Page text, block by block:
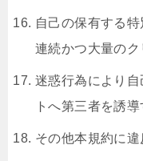
自己の保有する
連続かつ大量の
迷惑行為により
トへ第三者を誘導
その他本規約に